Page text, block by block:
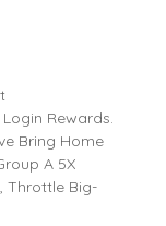
Rewards.
Bring Home
A 5X
Throttle Big-